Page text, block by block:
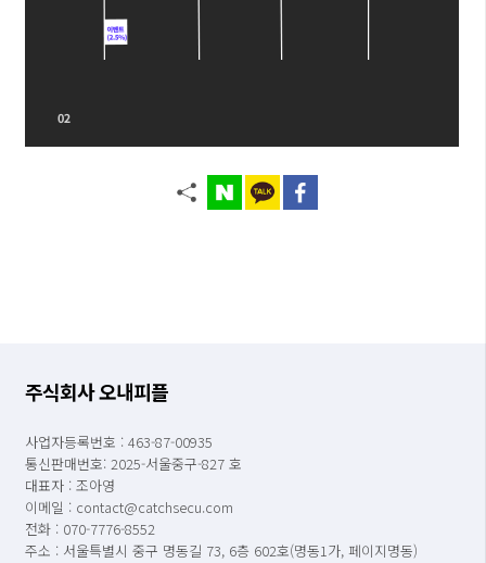
주식회사 오내피플
사업자등록번호 : 463-87-00935
통신판매번호: 2025-서울중구-827 호
대표자 : 조아영
이메일 : contact@catchsecu.com
전화 : 070-7776-8552
주소 : 서울특별시 중구 명동길 73, 6층 602호(명동1가, 페이지명동)